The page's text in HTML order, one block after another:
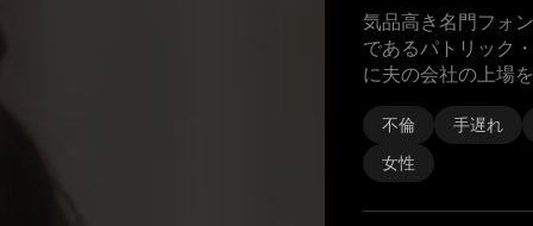
気品高き名門フォ
であるパトリック
に夫の会社の上場
不倫
手遅れ
女性